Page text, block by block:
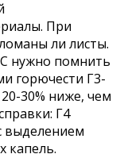
При
ли листы.
нужно помнить
горючести Г3-
30% ниже, чем
Г4
выделением
капель.